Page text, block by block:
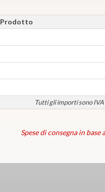
Prodotto
Tutti gli importi sono IVA
Spese di consegna in base